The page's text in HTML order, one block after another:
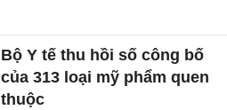
Bộ Y tế thu hồi số công bố
của 313 loại mỹ phẩm quen
thuộc